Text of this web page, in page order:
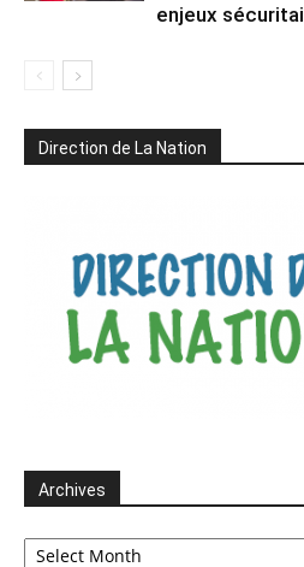
enjeux
Direction de La Nation
Archives
Archives